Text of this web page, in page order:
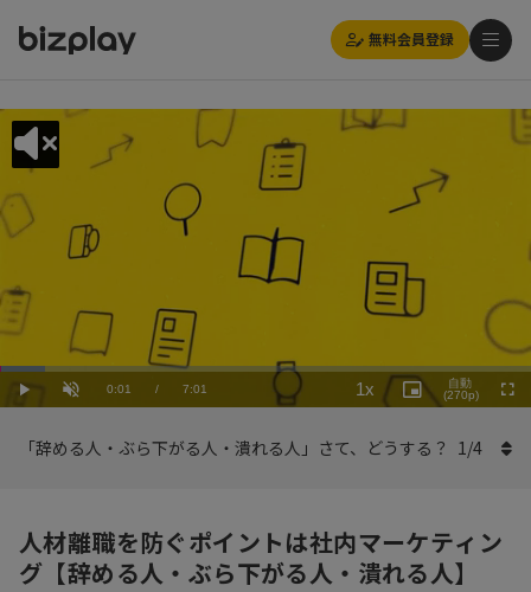
無料会員登録
Play UnmuteCurrent
0:01 / Duration
7:01
Loaded:
8.56%
1x
Playback
Rate
Picture-
in-
自動
(270p)
「辞める人・ぶら下がる人・潰れる人」さて、どうする？ 1/4
人材離職を防ぐポイントは社内マーケティン
グ【辞める人・ぶら下がる人・潰れる人】